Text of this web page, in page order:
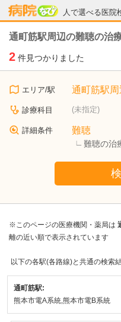
人で選べる医院
病院なび
通町筋駅周辺の難聴の治
2 件見つかりました
エリア/駅 通町筋駅周
診療科目 (未指定)
詳細条件 難聴
難聴の治
※このページの医療機関・薬局は
離の近い順で表示されています
以下の各駅(各路線)と共通の検索
通町筋駅:
熊本市電A系統,熊本市電B系統